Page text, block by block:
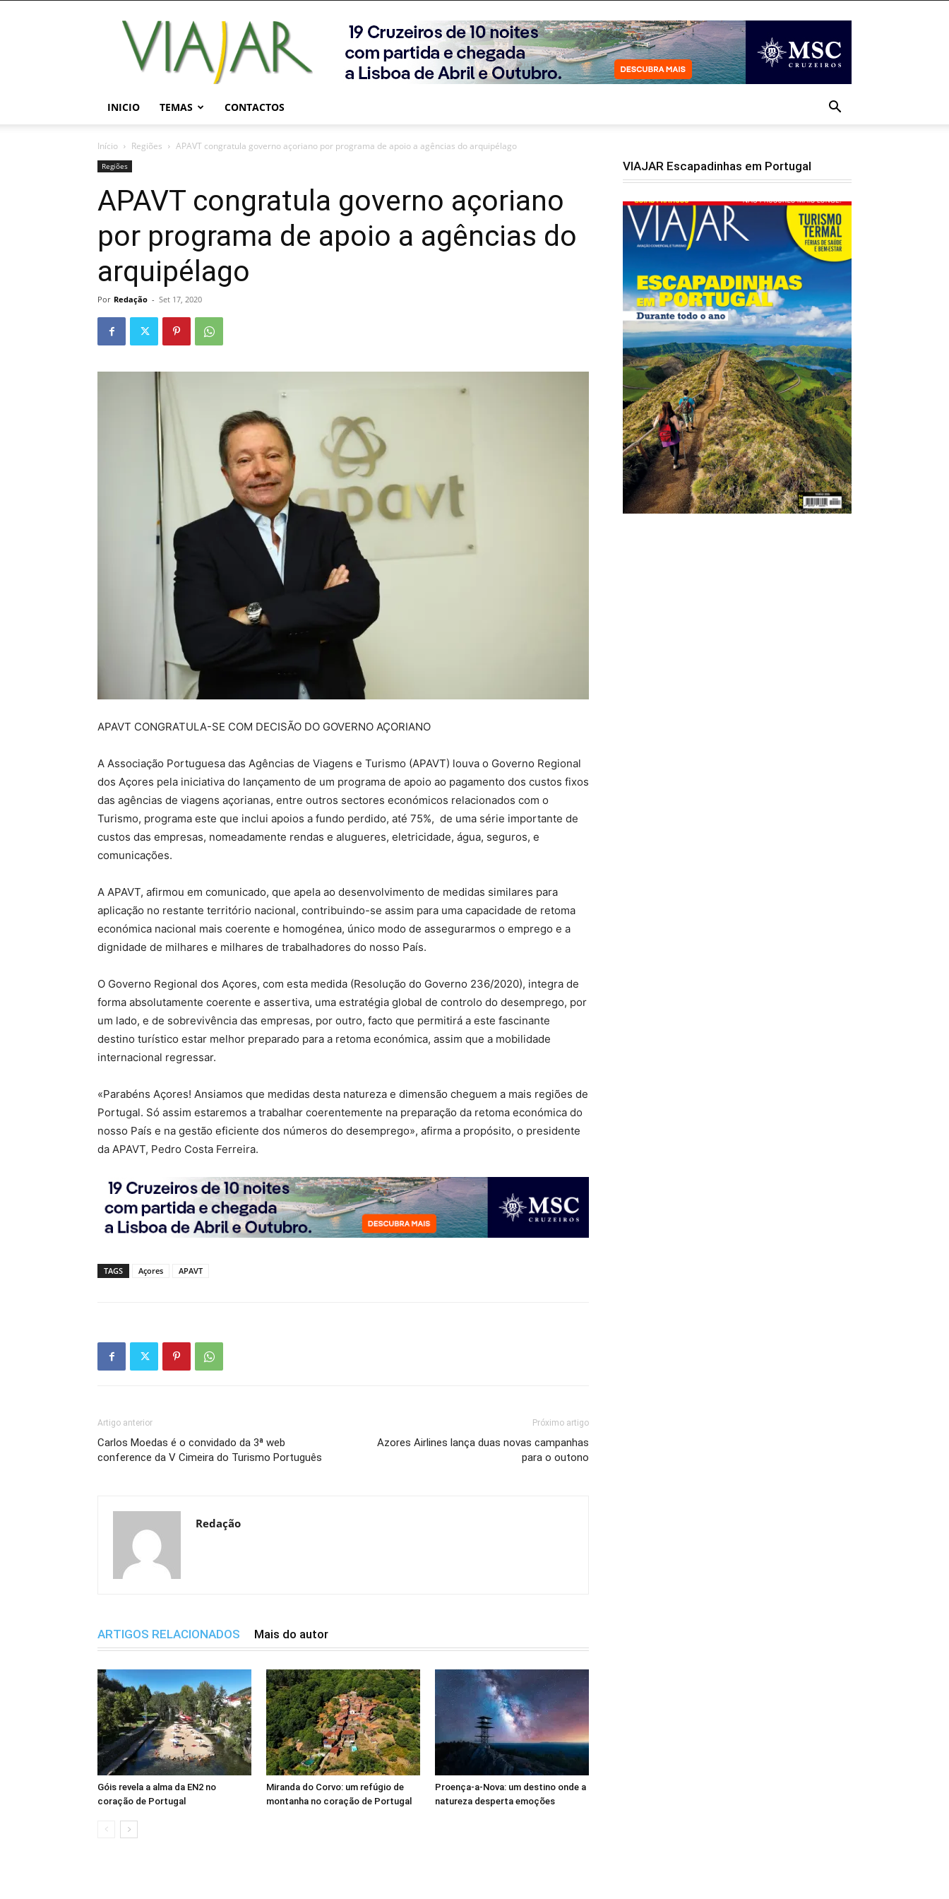
Viajar
Magazine
Online
INICIO TEMAS CONTACTOS
Início Regiões APAVT congratula governo açoriano por programa de apoio a agências do arquipélago
Regiões
APAVT congratula governo açoriano
por programa de apoio a agências do
arquipélago
Por Redação - Set 17, 2020
APAVT CONGRATULA-SE COM DECISÃO DO GOVERNO AÇORIANO
A Associação Portuguesa das Agências de Viagens e Turismo (APAVT) louva o Governo Regional
dos Açores pela iniciativa do lançamento de um programa de apoio ao pagamento dos custos fixos
das agências de viagens açorianas, entre outros sectores económicos relacionados com o
Turismo, programa este que inclui apoios a fundo perdido, até 75%, de uma série importante de
custos das empresas, nomeadamente rendas e alugueres, eletricidade, água, seguros, e
comunicações.
A APAVT, afirmou em comunicado, que apela ao desenvolvimento de medidas similares para
aplicação no restante território nacional, contribuindo-se assim para uma capacidade de retoma
económica nacional mais coerente e homogénea, único modo de assegurarmos o emprego e a
dignidade de milhares e milhares de trabalhadores do nosso País.
O Governo Regional dos Açores, com esta medida (Resolução do Governo 236/2020), integra de
forma absolutamente coerente e assertiva, uma estratégia global de controlo do desemprego, por
um lado, e de sobrevivência das empresas, por outro, facto que permitirá a este fascinante
destino turístico estar melhor preparado para a retoma económica, assim que a mobilidade
internacional regressar.
«Parabéns Açores! Ansiamos que medidas desta natureza e dimensão cheguem a mais regiões de
Portugal. Só assim estaremos a trabalhar coerentemente na preparação da retoma económica do
nosso País e na gestão eficiente dos números do desemprego», afirma a propósito, o presidente
da APAVT, Pedro Costa Ferreira.
TAGS Açores APAVT
Artigo anterior
Carlos Moedas é o convidado da 3ª web
conference da V Cimeira do Turismo Português
Próximo artigo
Azores Airlines lança duas novas campanhas
para o outono
Redação
ARTIGOS RELACIONADOS Mais do autor
Góis revela a alma da EN2 no
coração de Portugal
Miranda do Corvo: um refúgio de
montanha no coração de Portugal
Proença-a-Nova: um destino onde a
natureza desperta emoções
VIAJAR Escapadinhas em Portugal